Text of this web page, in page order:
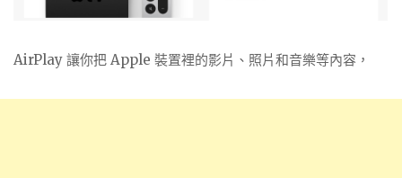
AirPlay 讓你把 Apple 裝置裡的影片、 照片和音樂等內容，